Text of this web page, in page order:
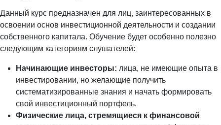
Данный курс предназначен для лиц, заинтересованных в
освоении основ инвестиционной деятельности и создании
собственного капитала. Обучение будет особенно полезно
следующим категориям слушателей:
Начинающие инвесторы: лица, не имеющие опыта в
инвестировании, но желающие получить
систематизированные знания и начать формировать
свой инвестиционный портфель.
Физические лица, стремящиеся к финансовой